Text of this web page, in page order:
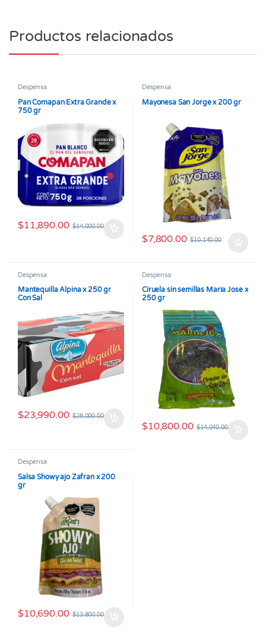
Productos relacionados
Despensa
Pan Comapan Extra Grande x
750 gr
$11,890.00 $14,000.00
Despensa
Mayonesa San Jorge x 200 gr
$7,800.00 $10,140.00
Despensa
Mantequilla Alpina x 250 gr
Con Sal
$23,990.00 $28,000.00
Despensa
Ciruela sin semillas Maria Jose x
250 gr
$10,800.00 $14,040.00
Despensa
Salsa Showy ajo Zafran x 200
gr
$10,690.00 $13,800.00